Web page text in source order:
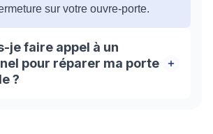
sur votre ouvre-porte.
je faire appel à un
pour réparer ma porte
?